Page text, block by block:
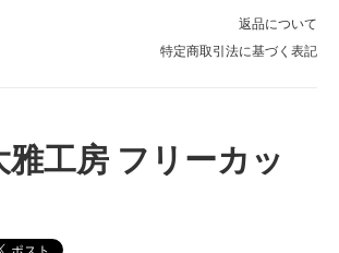
返品について
特定商取引法に基づく表記
雅工房 フリーカッ